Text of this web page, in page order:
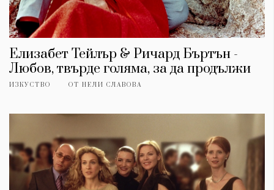
Елизабет Тейлър & Ричард Бъртън -
Любов, твърде голяма, за да продължи
ИЗКУСТВО ОТ НЕЛИ СЛАВОВА